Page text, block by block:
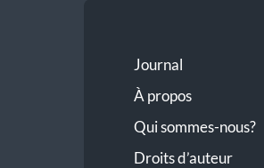
Journal
À propos
Qui sommes-nous?
Droits d’auteur